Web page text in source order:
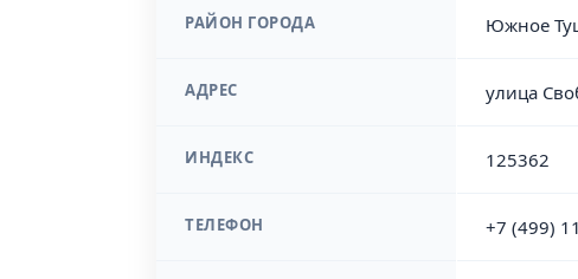
РАЙОН ГОРОДА Южное
АДРЕС улица
ИНДЕКС 125362
ТЕЛЕФОН +7 (499)